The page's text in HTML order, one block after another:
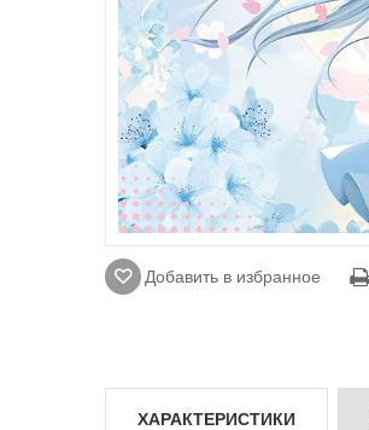
Добавить в избранное
ХАРАКТЕРИСТИКИ